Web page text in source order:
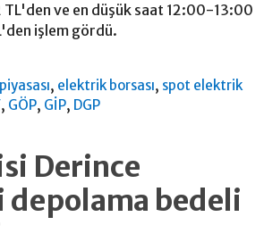
TL'den ve en düşük saat 12:00-13:00
işlem gördü.
, elektrik borsası, spot elektrik
, GÖP, GİP, DGP
Derince
depolama bedeli